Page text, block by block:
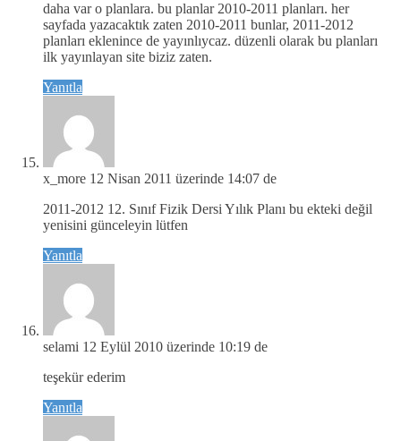
daha var o planlara. bu planlar 2010-2011 planları. her
sayfada yazacaktık zaten 2010-2011 bunlar, 2011-2012
planları eklenince de yayınlıycaz. düzenli olarak bu planları
ilk yayınlayan site biziz zaten.
Yanıtla
x_more 12 Nisan 2011 üzerinde 14:07 de
2011-2012 12. Sınıf Fizik Dersi Yılık Planı bu ekteki değil
yenisini günceleyin lütfen
Yanıtla
selami 12 Eylül 2010 üzerinde 10:19 de
teşekür ederim
Yanıtla